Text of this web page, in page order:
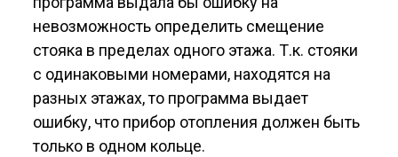
невозможность определить смещение
стояка в пределах одного этажа. Т.к. стояки
с одинаковыми номерами, находятся на
разных этажах, то программа выдает
ошибку, что прибор отопления должен быть
только в одном кольце.